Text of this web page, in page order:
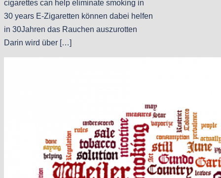
cigarettes can help eliminate smoking in
30 years E-Zigaretten können dabei helfen
in 30Jahren das Rauchen auszurotten
Darin wird über […]